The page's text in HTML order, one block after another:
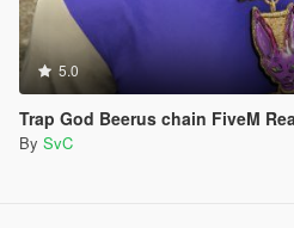
5.0
Trap God Beerus chain FiveM
By SvC